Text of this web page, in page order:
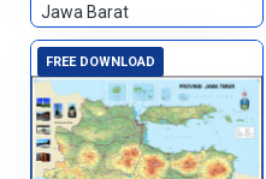
Jawa Barat
FREE DOWNLOAD